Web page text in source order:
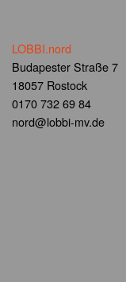
LOBBI.nord
Budapester Straße 7
18057 Rostock
0170 732 69 84
nord@lobbi-mv.de